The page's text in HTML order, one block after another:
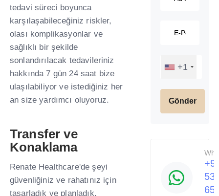
tedavi süreci boyunca
karşılaşabileceğiniz riskler,
olası komplikasyonlar ve
sağlıklı bir şekilde
sonlandırılacak tedavileriniz
hakkında 7 gün 24 saat bize
ulaşılabiliyor ve istediğiniz her
an size yardımcı oluyoruz.
Transfer ve
Konaklama ​
Renate Healthcare'de şeyi
güvenliğiniz ve rahatınız için
tasarladık ve planladık.
+1